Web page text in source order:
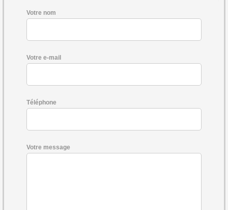
Votre nom
Votre e-mail
Téléphone
Votre message